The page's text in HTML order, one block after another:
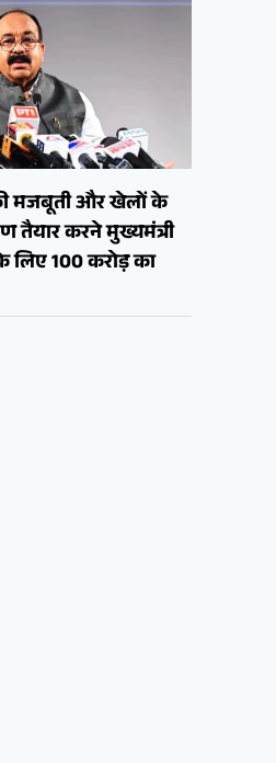
मजबूती और खेलों के
तैयार करने मुख्यमंत्री
लिए 100 करोड़ का